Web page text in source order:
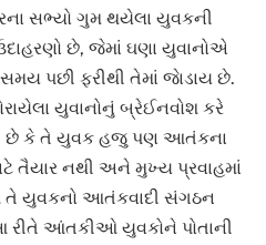
સભ્યો ગુમ થયેલા યુવકની
છે, જેમાં ઘણા યુવાનોએ
સમય પછી ફરીથી તેમાં જાેડાય છે.
યુવાનોનું બ્રેઈનવોશ કરે
છે કે તે યુવક હજુ પણ આતંકના
તૈયાર નથી અને મુખ્ય પ્રવાહમાં
તે યુવકનો આતંકવાદી સંગઠન
રીતે આંતકીઓ યુવકોને પોતાની